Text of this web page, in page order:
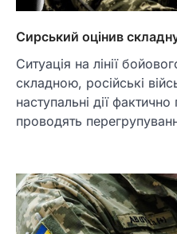
Сирський оцінив
Ситуація на лінії
складною, російські
наступальні дії
проводять